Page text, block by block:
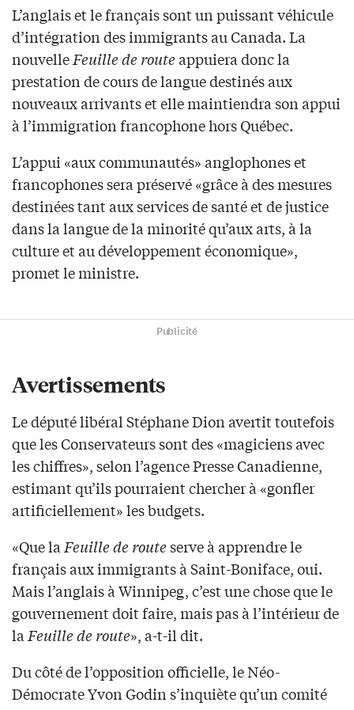
L’anglais et le français sont un puissant véhicule
d’intégration des immigrants au Canada. La
nouvelleFeuille de routeappuiera donc la
prestation de cours de langue destinés aux
nouveaux arrivants et elle maintiendra son appui
à l’immigration francophone hors Québec.
L’appui «aux communautés» anglophones et
francophones sera préservé «grâce à des mesures
destinées tant aux services de santé et de justice
dans la langue de la minorité qu’aux arts, à la
culture et au développement économique»,
promet le ministre.
Publicité
Avertissements
Le député libéral Stéphane Dion avertit toutefois
que les Conservateurs sont des «magiciens avec
les chiffres», selon l’agence Presse Canadienne,
estimant qu’ils pourraient chercher à «gonfler
artificiellement» les budgets.
«Que laFeuille de routeserve à apprendre le
français aux immigrants à Saint-Boniface, oui.
Mais l’anglais à Winnipeg, c’est une chose que le
gouvernement doit faire, mais pas à l’intérieur de
laFeuille de route», a-t-il dit.
Du côté de l’opposition officielle, le Néo-
Démocrate Yvon Godin s’inquiète qu’un comité